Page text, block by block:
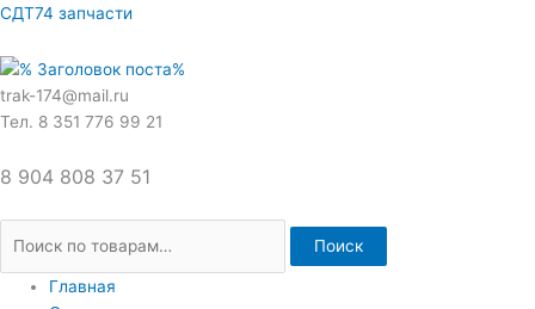
Перейти
содержимому
СДТ74 запчасти
trak-174@mail.ru
Тел. 8 351 776 99 21
8 904 808 37 51
Искать:
Поиск
Главная